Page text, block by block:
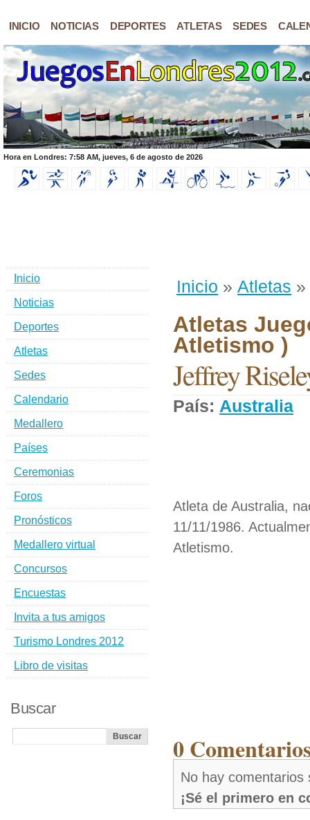
INICIO NOTICIAS DEPORTES ATLETAS SEDES
Hora en Londres: 7:58 AM, jueves, 6 de agosto de 2026
Inicio » Atletas
Atletas
Atletismo )
Jeffrey
País: Australia
Atleta de Australia,
11/11/1986.
Atletismo.
0
No hay comentarios
¡Sé el primero en
Inicio
Noticias
Deportes
Atletas
Sedes
Calendario
Medallero
Países
Ceremonias
Foros
Pronósticos
Medallero virtual
Concursos
Encuestas
Invita a tus amigos
Turismo Londres 2012
Libro de visitas
Buscar